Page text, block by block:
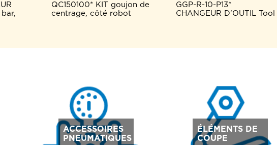
bar,
QC150100* KIT goujon de
centrage, côté robot
GGP-R-10-P13*
CHANGEUR D’OUTIL Tool
ACCESSOIRES
PNEUMATIQUES
ÉLÉMENTS DE
COUPE